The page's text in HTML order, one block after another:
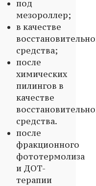
под
мезороллер;
в качестве
средства;
после
химических
пилингов в
качестве
средства.
после
фракционного
фототермолиза
и ДОТ-
терапии